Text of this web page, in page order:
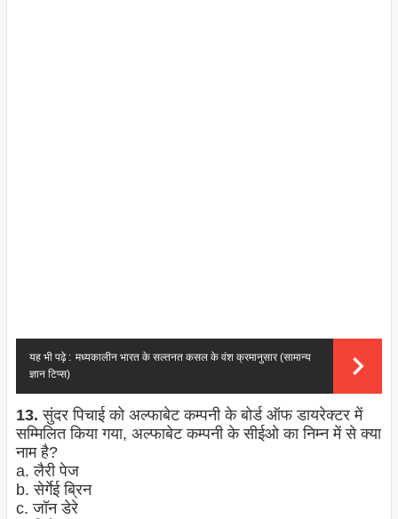
यह भी पढ़े : मध्यकालीन भारत के सल्तनत कसल के वंश क्रमानुसार (सामान्य
ज्ञान टिप्स)
13. सुंदर पिचाई को अल्फाबेट कम्पनी के बोर्ड ऑफ डायरेक्टर में
सम्मिलित किया गया, अल्फाबेट कम्पनी के सीईओ का निम्न में से क्या
नाम है?
a. लैरी पेज
b. सेर्गेई ब्रिन
c. जॉन डेरे